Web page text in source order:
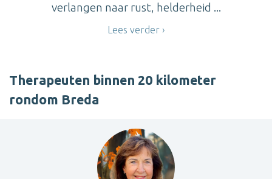
verlangen naar rust, helderheid ...
Lees verder
Therapeuten binnen 20 kilometer
rondom Breda